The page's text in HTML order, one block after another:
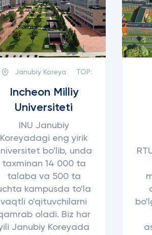
Janubiy Koreya TOP:
Incheon Milliy
Universiteti
INU Janubiy
Koreyadagi eng yirik
bo'lib, unda
taxminan 14 000 ta
talaba va 500 ta
kampusda to'la
vaqtli o'qituvchilarni
oladi. Biz har
Janubiy Koreyada